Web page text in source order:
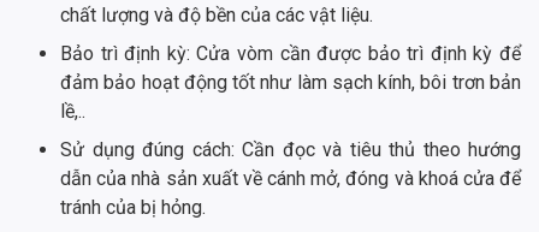
chất lượng và độ bền của các vật liệu.
Bảo trì định kỳ: Cửa vòm cần được bảo trì định kỳ để
đảm bảo hoạt động tốt như làm sạch kính, bôi trơn bản
lề,..
Sử dụng đúng cách: Cần đọc và tiêu thủ theo hướng
dẫn của nhà sản xuất về cánh mở, đóng và khoá cửa để
tránh của bị hỏng.